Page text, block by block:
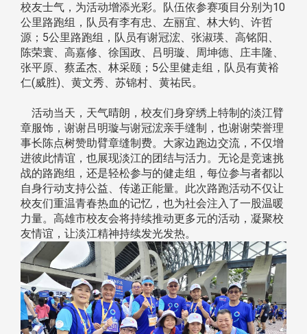
校友士气，为活动增添光彩。队伍依参赛项目分别为10
公里路跑组，队员有李有忠、左丽宜、林大钧、许哲
源；5公里路跑组，队员有谢冠浤、张淑瑛、高铭阳、
陈荣寰、高嘉修、徐国政、吕明璇、周坤德、庄丰隆、
张平原、蔡孟杰、林采颐；5公里健走组，队员有黄裕
仁(威胜)、黄文秀、苏锦村、黄祐民。
活动当天，天气晴朗，校友们身穿绣上特制的淡江臂
章服饰，谢谢吕明璇与谢冠浤亲手缝制，也谢谢荣誉理
事长陈点树赞助臂章缝制费。大家边跑边交流，不仅增
进彼此情谊，也展现淡江的团结与活力。无论是竞速挑
战的路跑组，还是轻松参与的健走组，每位参与者都以
自身行动支持公益、传递正能量。此次路跑活动不仅让
校友们重温青春热血的记忆，也为社会注入了一股温暖
力量。高雄市校友会将持续推动更多元的活动，凝聚校
友情谊，让淡江精神持续发光发热。